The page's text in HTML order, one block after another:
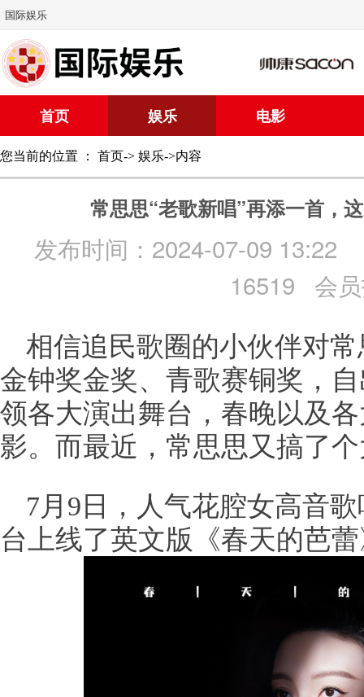
国际娱乐
首页 娱乐 电影
您当前的位置 ： 首页-> 娱乐->内容
常思思“老歌新唱”再添一首，
发布时间：2024-07-09 13:22
16519 会
相信追民歌圈的小伙伴对
金钟奖金奖、青歌赛铜奖，
领各大演出舞台，春晚以及
影。而最近，常思思又搞了
7月9日，人气花腔女高音
台上线了英文版《春天的芭